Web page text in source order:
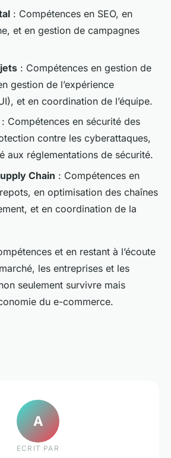
: Compétences en SEO, en
et en gestion de campagnes
: Compétences en gestion de
gestion de l’expérience
et en coordination de l’équipe.
: Compétences en sécurité des
contre les cyberattaques,
aux réglementations de sécurité.
Chain : Compétences en
en optimisation des chaînes
et en coordination de la
et en restant à l’écoute
les entreprises et les
seulement survivre mais
du e-commerce.
A
ECRIT PAR